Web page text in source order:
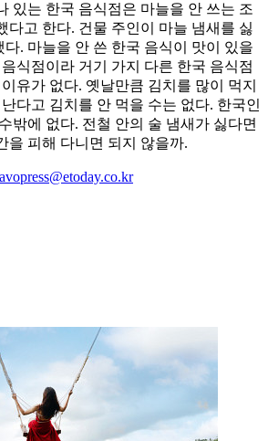
있는 한국 음식점은 마늘을 안 쓰는 조
다고 한다. 건물 주인이 마늘 냄새를 싫
. 마늘을 안 쓴 한국 음식이 맛이 있을
식점이라 거기 가지 다른 한국 음식점
유가 없다. 옛날만큼 김치를 많이 먹지
다고 김치를 안 먹을 수는 없다. 한국인
밖에 없다. 전철 안의 술 냄새가 싫다면
을 피해 다니면 되지 않을까.